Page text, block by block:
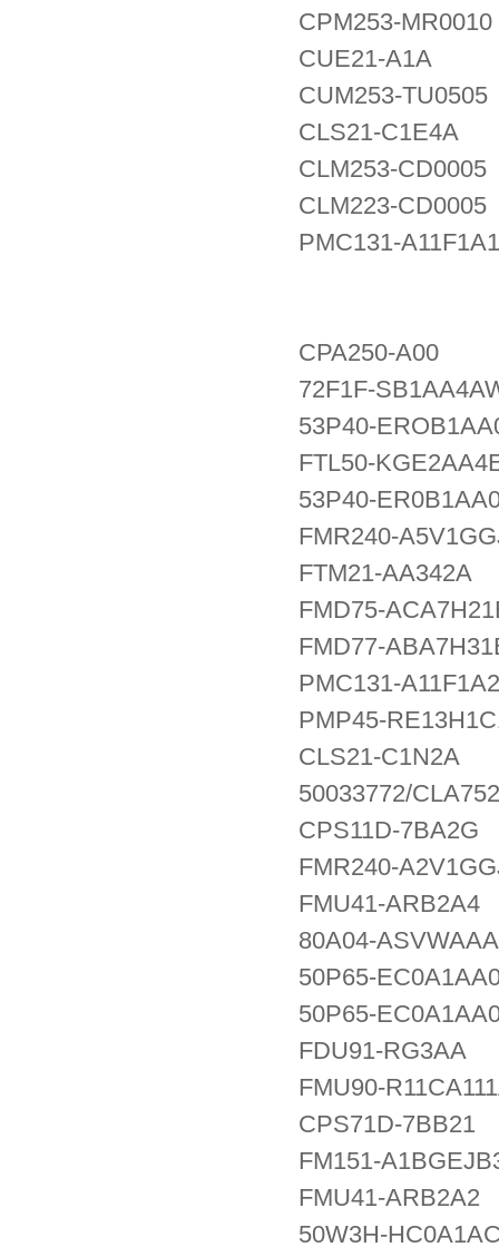
CPM253-MR0010
CUE21-A1A
CUM253-TU0505
CLS21-C1E4A
CLM253-CD0005
CLM223-CD0005
PMC131-
CPA250-A00
72F1F-
53P40-
FTL50-
53P40-
FMR240-
FTM21-AA342A
FMD75-
FMD77-
PMC131-
PMP45-
CLS21-C1N2A
50033772/CLA752
CPS11D-7BA2G
FMR240-
FMU41-ARB2A4
80A04-
50P65-
50P65-
FDU91-RG3AA
FMU90-
CPS71D-7BB21
FM151-
FMU41-ARB2A2
50W3H-